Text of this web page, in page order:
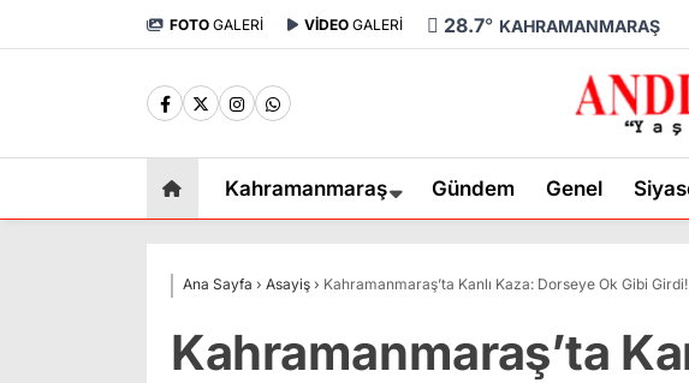
FOTO GALERİ VİDEO GALERİ 28.7° KAHRAMANMARAŞ
Kahramanmaraş Gündem Genel
Ana Sayfa › Asayiş › Kahramanmaraş’ta Kanlı Kaza: Dorseye Ok Gibi Girdi!
Kahramanmaraş’ta